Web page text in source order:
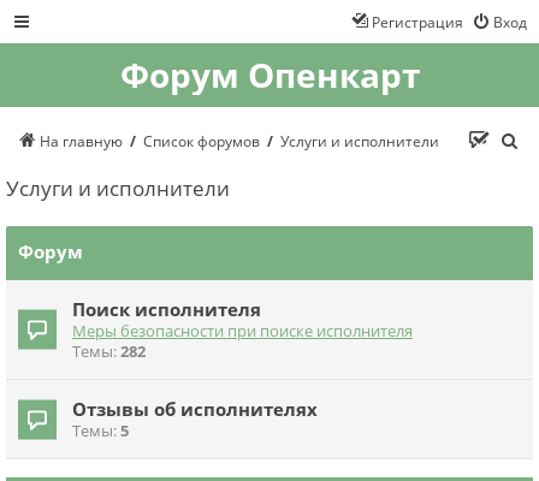
Вход
Регистрация
Форум Опенкарт
На главную Список форумов Услуги и исполнители
Услуги и исполнители
Форум
Поиск исполнителя
Меры безопасности при поиске исполнителя
Темы:282
Отзывы об исполнителях
Темы:5